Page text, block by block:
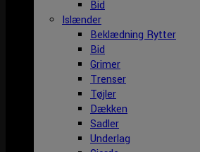
Bid
Islænder
Beklædning Rytter
Bid
Grimer
Trenser
Tøjler
Dækken
Sadler
Underlag